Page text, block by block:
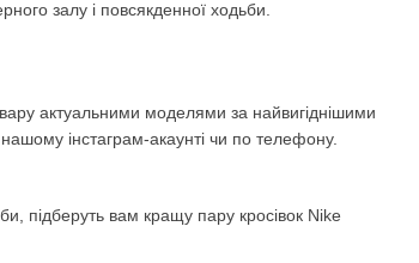
залу і повсякденної ходьби.
актуальними моделями за найвигіднішими
інстаграм-акаунті чи по телефону.
підберуть вам кращу пару кросівок Nike